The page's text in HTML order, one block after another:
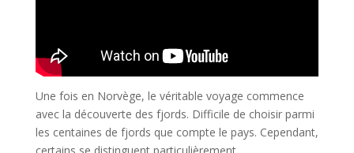
Une fois en Norvège, le véritable voyage commence
avec la découverte des fjords. Difficile de choisir parmi
les centaines de fjords que compte le pays. Cependant,